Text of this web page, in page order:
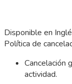
Disponible en
Política de
Cancelación
actividad.